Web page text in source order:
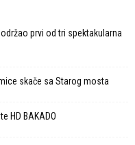
prvi od tri spektakularna
skače sa Starog mosta
HD BAKADO